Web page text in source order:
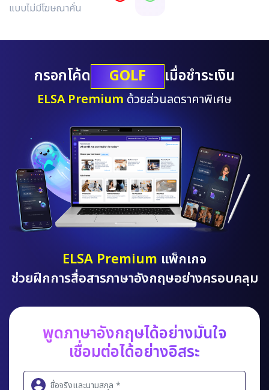
แบบไม่มีโฆษณาคั่น
กรอกโค้ด GOLF เมื่อชำระเงิน
ELSA Premium ด้วยส่วนลดราคาพิเศษ
ELSA Premium แพ็กเกจ
ช่วยฝึกการสื่อสารภาษาอังกฤษอย่างครอบคลุม
พูดภาษาอังกฤษได้อย่างมั่นใจ
เชื่อมต่อได้อย่างอิสระ